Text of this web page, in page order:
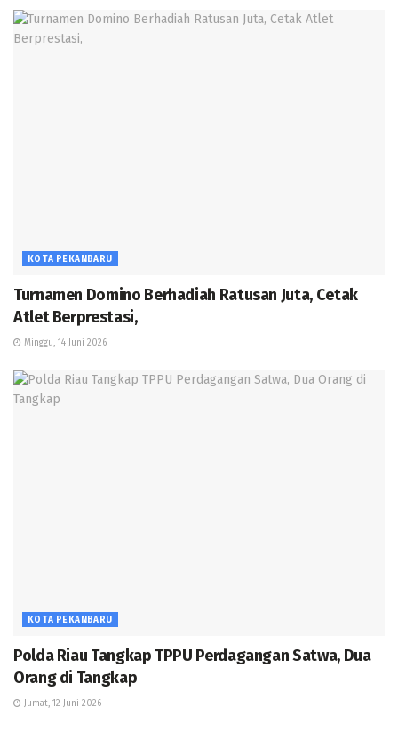
KOTA PEKANBARU
Turnamen Domino Berhadiah Ratusan Juta, Cetak
Atlet Berprestasi,
Minggu, 14 Juni 2026
KOTA PEKANBARU
Polda Riau Tangkap TPPU Perdagangan Satwa, Dua
Orang di Tangkap
Jumat, 12 Juni 2026